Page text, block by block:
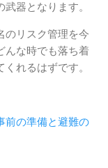
器となります。
のリスク管理を今
んな時でも落ち着
れるはずです。
前の準備と避難の